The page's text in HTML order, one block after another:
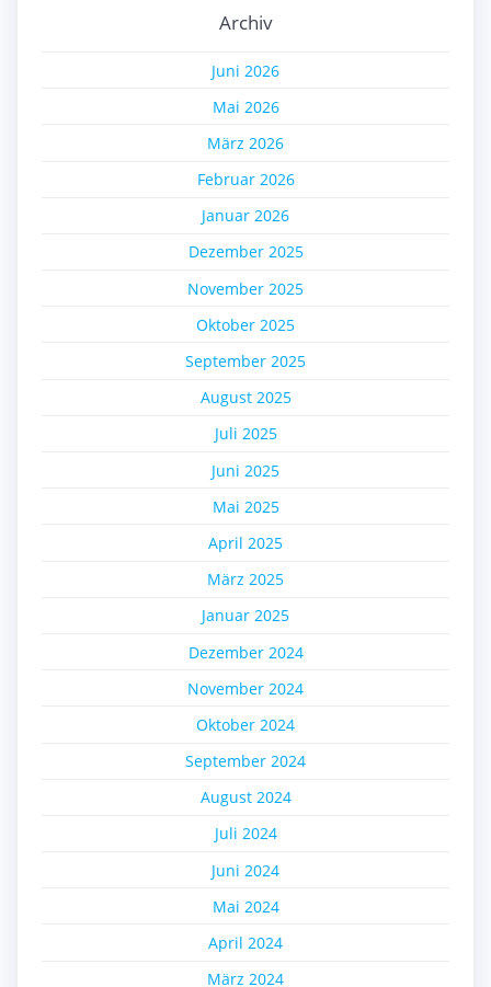
Archiv
Juni 2026
Mai 2026
März 2026
Februar 2026
Januar 2026
Dezember 2025
November 2025
Oktober 2025
September 2025
August 2025
Juli 2025
Juni 2025
Mai 2025
April 2025
März 2025
Januar 2025
Dezember 2024
November 2024
Oktober 2024
September 2024
August 2024
Juli 2024
Juni 2024
Mai 2024
April 2024
März 2024